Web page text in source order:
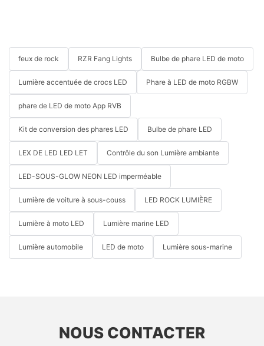
feux de rock RZR Fang Lights Bulbe de phare LED de moto
Lumière accentuée de crocs LED Phare à LED de moto RGBW
phare de LED de moto App RVB
Kit de conversion des phares LED Bulbe de phare LED
LEX DE LED LED LET Contrôle du son Lumière ambiante
LED-SOUS-GLOW NEON LED imperméable
Lumière de voiture à sous-couss LED ROCK LUMIÈRE
Lumière à moto LED Lumière marine LED
Lumière automobile LED de moto Lumière sous-marine
NOUS CONTACTER